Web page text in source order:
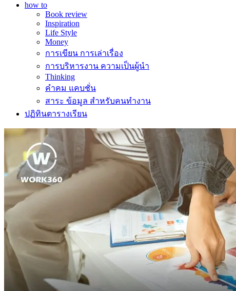
how to
Book review
Inspiration
Life Style
Money
การเขียน การเล่าเรื่อง
การบริหารงาน ความเป็นผู้นำ
Thinking
คำคม แคบชั่น
สาระ ข้อมูล สำหรับคนทำงาน
ปฏิทินตารางเรียน